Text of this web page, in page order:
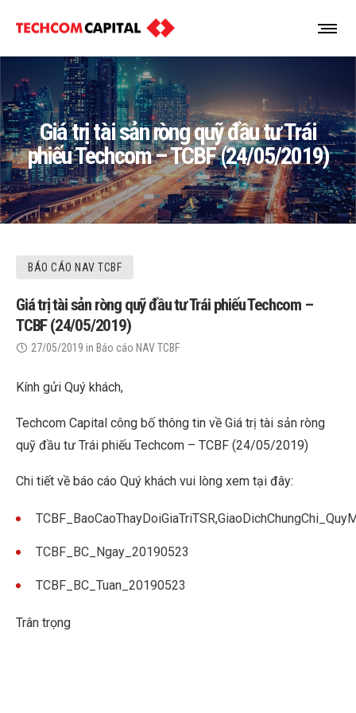
Giá trị tài sản ròng quỹ đầu tư Trái
phiếu Techcom – TCBF (24/05/2019)
BÁO CÁO NAV TCBF
Giá trị tài sản ròng quỹ đầu tư Trái phiếu Techcom –
TCBF (24/05/2019)
27/05/2019 in Báo cáo NAV TCBF
Kính gửi Quý khách,
Techcom Capital công bố thông tin về Giá trị tài sản ròng
quỹ đầu tư Trái phiếu Techcom – TCBF (24/05/2019)
Chi tiết về báo cáo Quý khách vui lòng xem tại đây:
TCBF_BC_Ngay_20190523
TCBF_BC_Tuan_20190523
Trân trọng